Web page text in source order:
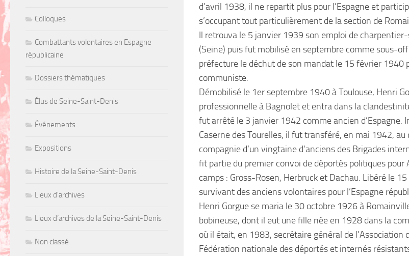
d’avril 1938, il ne repartit plus pour l’Espagne et
s’occupant tout particulièrement de la section de
Il retrouva le 5 janvier 1939 son emploi de
(Seine) puis fut mobilisé en septembre comme sous-
préfecture le déchut de son mandat le 15 février 1940
communiste.
Démobilisé le 1er septembre 1940 à Toulouse, Henri
professionnelle à Bagnolet et entra dans la
fut arrêté le 3 janvier 1942 comme ancien d’Espagne.
Caserne des Tourelles, il fut transféré, en mai 1942, au
compagnie d’un vingtaine d’anciens des Brigades
fit partie du premier convoi de déportés politiques pour
camps : Gross-Rosen, Herbruck et Dachau. Libéré le
survivant des anciens volontaires pour l’Espagne
Henri Gorgue se maria le 30 octobre 1926 à
bobineuse, dont il eut une fille née en 1928 dans la
où il était, en 1983, secrétaire général de l’Association
Fédération nationale des déportés et internés
Colloques
Combattants volontaires en Espagne
républicaine
Dossiers thématiques
Élus de Seine-Saint-Denis
Événements
Expositions
Histoire de la Seine-Saint-Denis
Lieux d'archives
Lieux d’archives de la Seine-Saint-Denis
Non classé